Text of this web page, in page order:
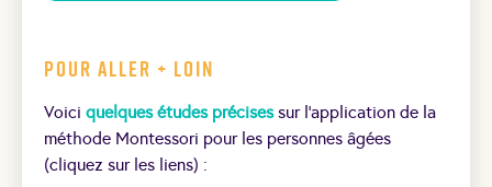
Pour aller + loin
Voici quelques études précisessur l’application de la
méthode Montessori pour les personnes âgées
(cliquez sur les liens) :